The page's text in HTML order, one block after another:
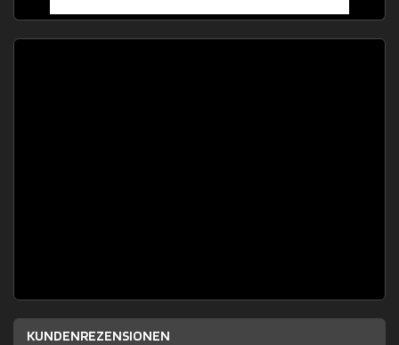
KUNDENREZENSIONEN